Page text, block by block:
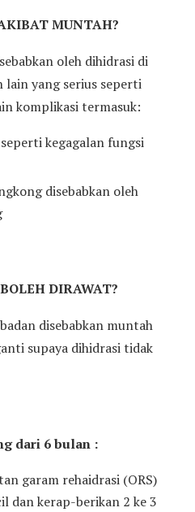
MUNTAH?
oleh dihidrasi di
lain yang serius seperti
komplikasi termasuk:
kegagalan fungsi
disebabkan oleh
DIRAWAT?
disebabkan muntah
supaya dihidrasi tidak
dari 6 bulan :
garam rehaidrasi (ORS)
dan kerap-berikan 2 ke 3